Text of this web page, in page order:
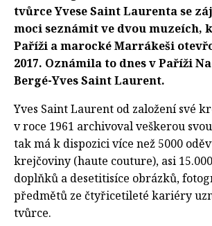
tvůrce Yvese Saint Laurenta se
moci seznámit ve dvou muzeích,
Paříži a marocké Marrákeši
2017. Oznámila to dnes v Paříži
Bergé-Yves Saint Laurent.
Yves Saint Laurent od založení své
v roce 1961 archivoval veškerou
tak má k dispozici více než 5000
krejčoviny (haute couture), asi
doplňků a desetitisíce obrázků,
předmětů ze čtyřicetileté kariéry
tvůrce.